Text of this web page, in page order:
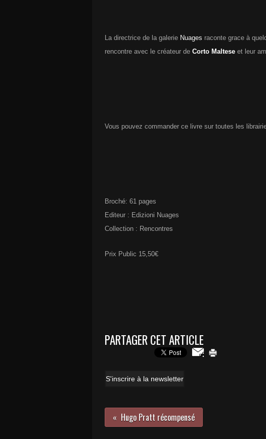
La directrice de la galerie Nuages raconte grace à
rencontre avec le créateur de Corto Maltese et leur
Vous pouvez commander ce livre sur toutes les
Broché: 61 pages
Editeur : Edizioni Nuages
Collection : Rencontres
Prix Public 15,50€
PARTAGER CET ARTICLE
S'inscrire à la newsletter
Hugo Pratt récompensé